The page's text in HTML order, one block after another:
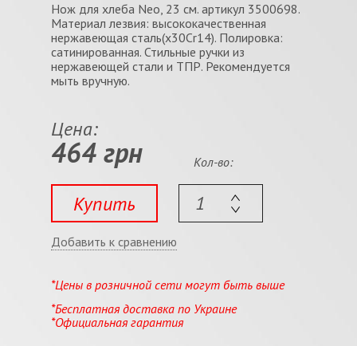
Нож для хлеба Neo, 23 см. артикул 3500698.
Mатериал лезвия: высококачественная
нержавеющая сталь(x30Cr14). Полировка:
сатинированная. Стильные ручки из
нержавеющей стали и ТПР. Рекомендуется
мыть вручную.
Цена:
464 грн
Купить
Кол-во:
Добавить к сравнению
*Цены в розничной сети могут быть выше
*Бесплатная доставка по Украине
*Официальная гарантия